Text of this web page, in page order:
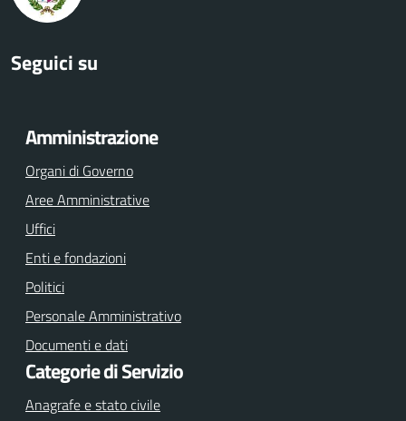
Seguici su
Amministrazione
Organi di Governo
Aree Amministrative
Uffici
Enti e fondazioni
Politici
Personale Amministrativo
Documenti e dati
Categorie di Servizio
Anagrafe e stato civile